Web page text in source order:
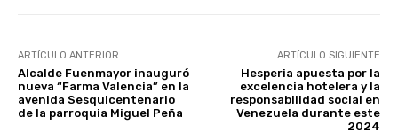
ARTÍCULO ANTERIOR
Alcalde Fuenmayor inauguró
nueva “Farma Valencia” en la
avenida Sesquicentenario
de la parroquia Miguel Peña
ARTÍCULO SIGUIENTE
Hesperia apuesta por la
excelencia hotelera y la
responsabilidad social en
Venezuela durante este
2024